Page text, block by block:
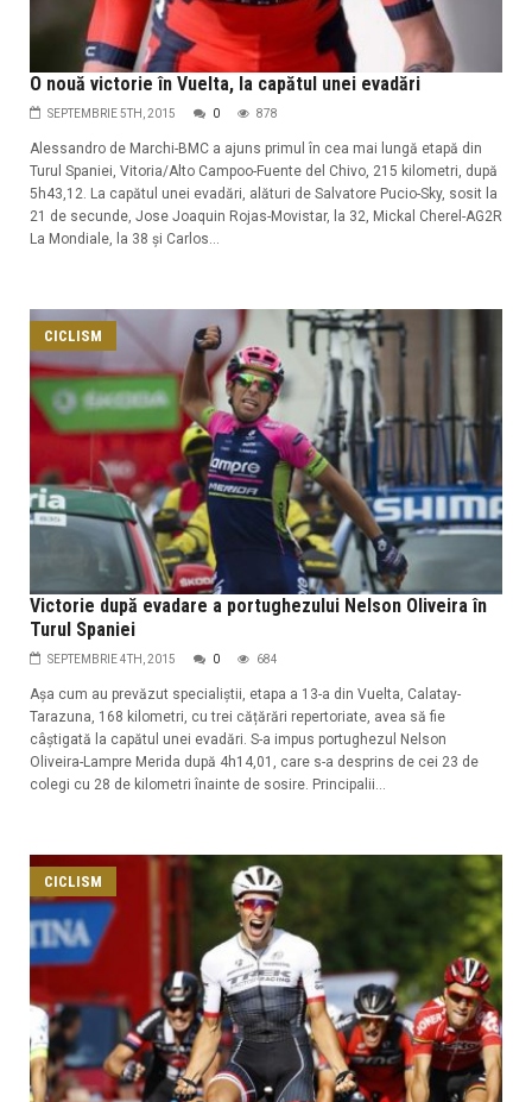
O nouă victorie în Vuelta, la capătul unei evadări
SEPTEMBRIE 5TH, 2015 0 878
Alessandro de Marchi-BMC a ajuns primul în cea mai lungă etapă din
Turul Spaniei, Vitoria/Alto Campoo-Fuente del Chivo, 215 kilometri, după
5h43,12. La capătul unei evadări, alături de Salvatore Pucio-Sky, sosit la
21 de secunde, Jose Joaquin Rojas-Movistar, la 32, Mickal Cherel-AG2R
La Mondiale, la 38 și Carlos...
CICLISM
Victorie după evadare a portughezului Nelson Oliveira în
Turul Spaniei
SEPTEMBRIE 4TH, 2015 0 684
Așa cum au prevăzut specialiștii, etapa a 13-a din Vuelta, Calatay-
Tarazuna, 168 kilometri, cu trei cățărări repertoriate, avea să fie
câștigată la capătul unei evadări. S-a impus portughezul Nelson
Oliveira-Lampre Merida după 4h14,01, care s-a desprins de cei 23 de
colegi cu 28 de kilometri înainte de sosire. Principalii...
CICLISM